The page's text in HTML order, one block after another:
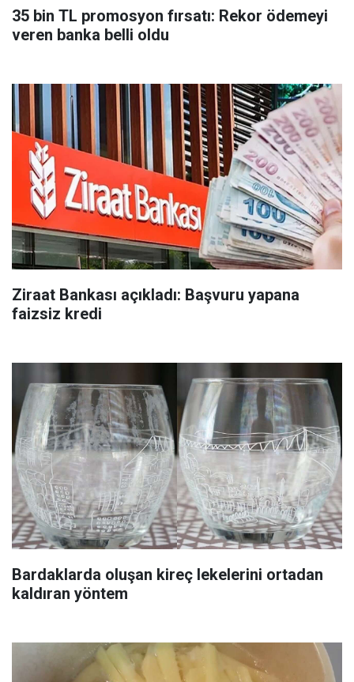
35 bin TL promosyon fırsatı: Rekor ödemeyi
veren banka belli oldu
Ziraat Bankası açıkladı: Başvuru yapana
faizsiz kredi
Bardaklarda oluşan kireç lekelerini ortadan
kaldıran yöntem